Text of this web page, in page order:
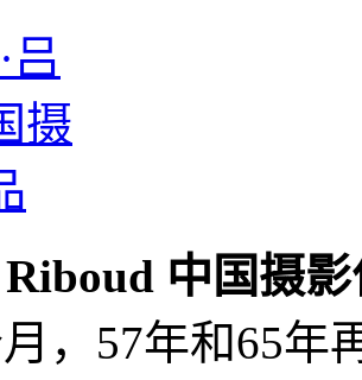
中国摄
，57年和65年